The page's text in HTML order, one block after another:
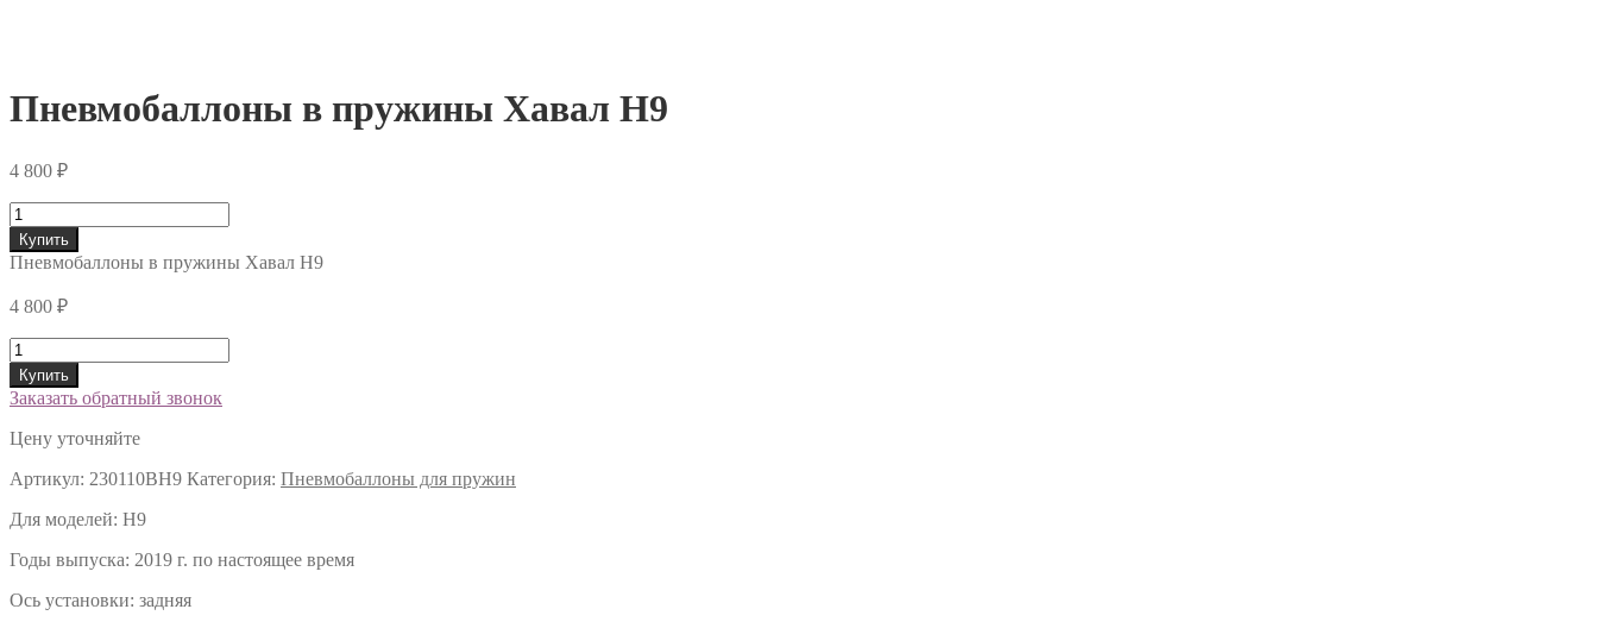
Пневмобаллоны в пружины Хавал H9
4 800 ₽
Количество
Купить
Пневмобаллоны в пружины Хавал H9
4 800 ₽
Количество
Купить
Заказать обратный звонок
Цену уточняйте
Артикул: 230110BH9 Категория: Пневмобаллоны для пружин
Для моделей: H9
Годы выпуска: 2019 г. по настоящее время
Ось установки: задняя